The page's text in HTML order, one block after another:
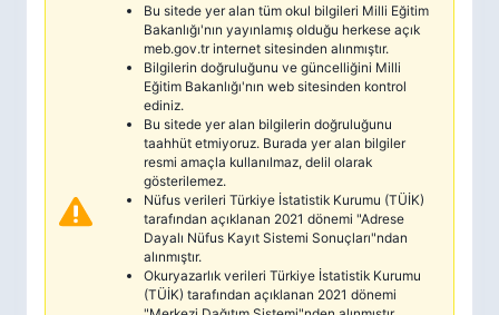
Bu sitede yer alan tüm okul bilgileri Milli Eğitim
Bakanlığı'nın yayınlamış olduğu herkese açık
meb.gov.tr internet sitesinden alınmıştır.
Bilgilerin doğruluğunu ve güncelliğini Milli
Eğitim Bakanlığı'nın web sitesinden kontrol
ediniz.
Bu sitede yer alan bilgilerin doğruluğunu
taahhüt etmiyoruz. Burada yer alan bilgiler
resmi amaçla kullanılmaz, delil olarak
gösterilemez.
Nüfus verileri Türkiye İstatistik Kurumu (TÜİK)
tarafından açıklanan 2021 dönemi "Adrese
Dayalı Nüfus Kayıt Sistemi Sonuçları"ndan
alınmıştır.
Okuryazarlık verileri Türkiye İstatistik Kurumu
(TÜİK) tarafından açıklanan 2021 dönemi